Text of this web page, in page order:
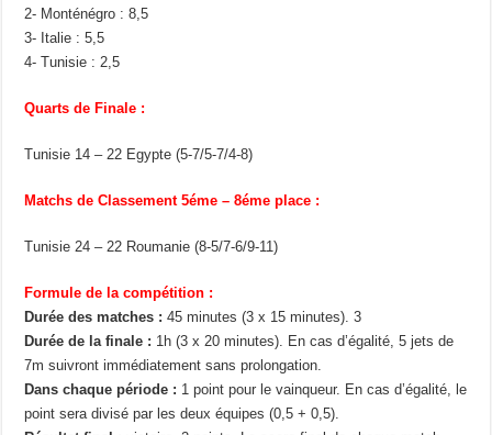
2- Monténégro : 8,5
3- Italie : 5,5
4- Tunisie : 2,5
Quarts de Finale :
Tunisie 14 – 22 Egypte (5-7/5-7/4-8)
Matchs de Classement 5éme – 8éme place :
Tunisie 24 – 22 Roumanie (8-5/7-6/9-11)
Formule de la compétition :
Durée des matches : 45 minutes (3 x 15 minutes). 3
Durée de la finale : 1h (3 x 20 minutes). En cas d’égalité, 5 jets de
7m suivront immédiatement sans prolongation.
Dans chaque période : 1 point pour le vainqueur. En cas d’égalité, le
point sera divisé par les deux équipes (0,5 + 0,5).